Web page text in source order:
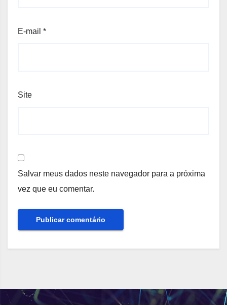
E-mail *
Site
Salvar meus dados neste navegador para a próxima
vez que eu comentar.